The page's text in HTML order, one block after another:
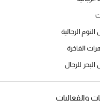
الرجالية
الفاخرة
للرجال
والفعاليات